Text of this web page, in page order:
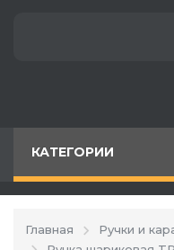
КАТЕГОРИИ
Главная Ручки и